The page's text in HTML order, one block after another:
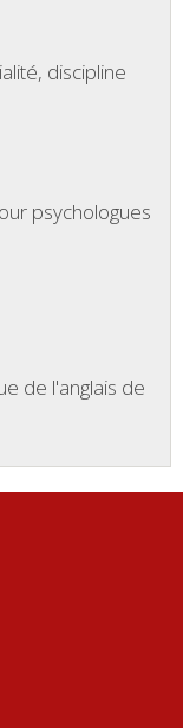
discipline
psychologues
de l'anglais de